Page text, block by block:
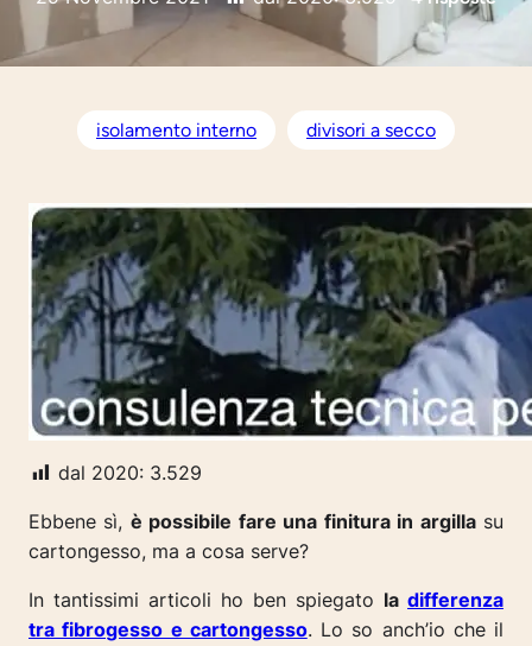
isolamento interno divisori a secco
dal 2020: 3.529
Ebbene sì, è possibile fare una finitura in argillasu
cartongesso, ma a cosa serve?
In tantissimi articoli ho ben spiegato la differenza
tra fibrogesso e cartongesso. Lo so anch’io che il